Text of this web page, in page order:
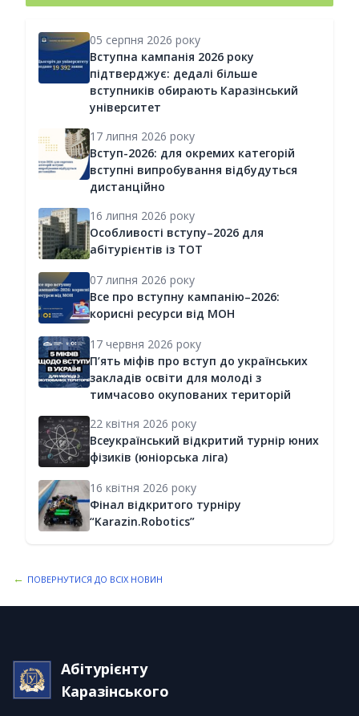
05 серпня 2026 року
Вступна кампанія 2026 року
підтверджує: дедалі більше
вступників обирають Каразінський
університет
17 липня 2026 року
Вступ-2026: для окремих категорій
вступні випробування відбудуться
дистанційно
16 липня 2026 року
Особливості вступу–2026 для
абітурієнтів із ТОТ
07 липня 2026 року
Все про вступну кампанію–2026:
корисні ресурси від МОН
17 червня 2026 року
П’ять міфів про вступ до українських
закладів освіти для молоді з
тимчасово окупованих територій
22 квітня 2026 року
Всеукраїнський відкритий турнір юних
фізиків (юніорська ліга)
16 квітня 2026 року
Фінал відкритого турніру
“Karazin.Robotics”
← ПОВЕРНУТИСЯ ДО ВСІХ НОВИН
Абітурієнту
Каразінського